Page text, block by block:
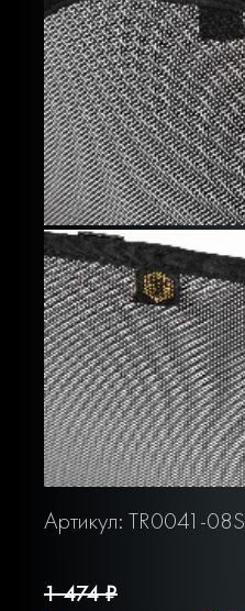
Артикул: TR0041-08S
1 474 ₽